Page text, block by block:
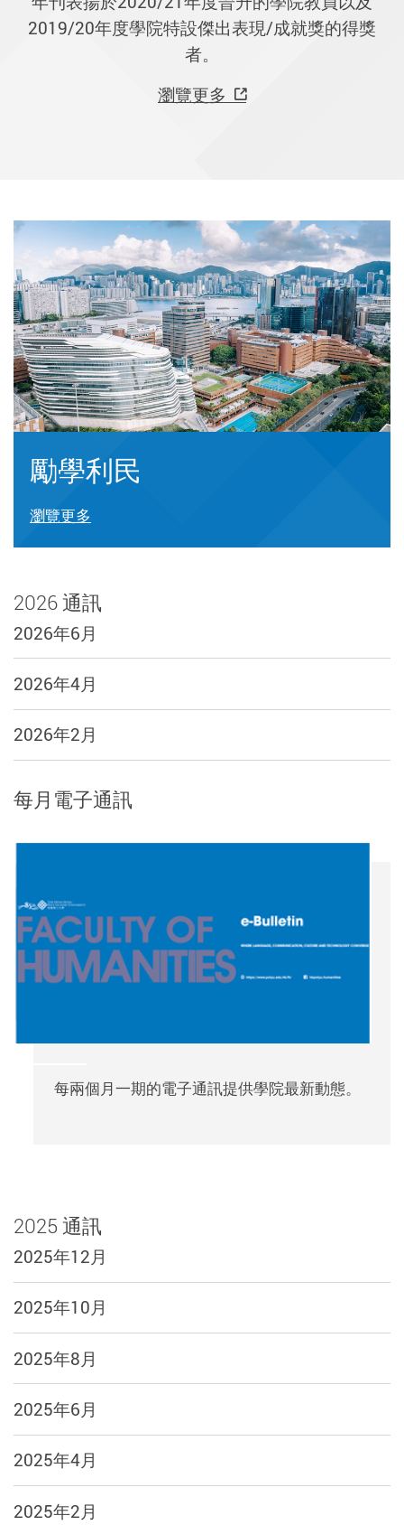
2019/20年度學院特設傑出表現/成就獎的得獎
者。
瀏覽更多
勵學利民
瀏覽更多
2026 通訊
2026年6月
2026年4月
2026年2月
每月電子通訊
每兩個月一期的電子通訊提供學院最新動態。
2025 通訊
2025年12月
2025年10月
2025年8月
2025年6月
2025年4月
2025年2月